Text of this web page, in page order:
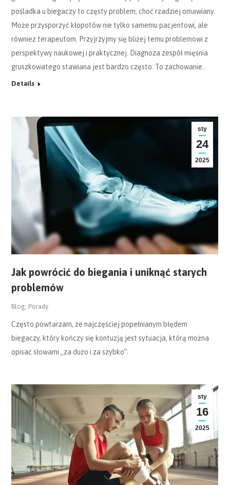
pośladka u biegaczy to częsty problem, choć rzadziej omawiany.
Może przysporzyć kłopotów nie tylko samemu pacjentowi, ale
również terapeutom. Przyjrzyjmy się bliżej temu problemowi z
perspektywy naukowej i praktycznej. Diagnoza zespół mięśnia
gruszkowatego stawiana jest bardzo często. To zachowanie…
Details
sty
24
2025
Jak powrócić do biegania i uniknąć starych
problemów
Blog, Porady
Często powtarzam, że najczęściej popełnianym błędem
biegaczy, który kończy się kontuzją jest sytuacja, którą można
opisać słowami „za dużo i za szybko”.
sty
16
2025